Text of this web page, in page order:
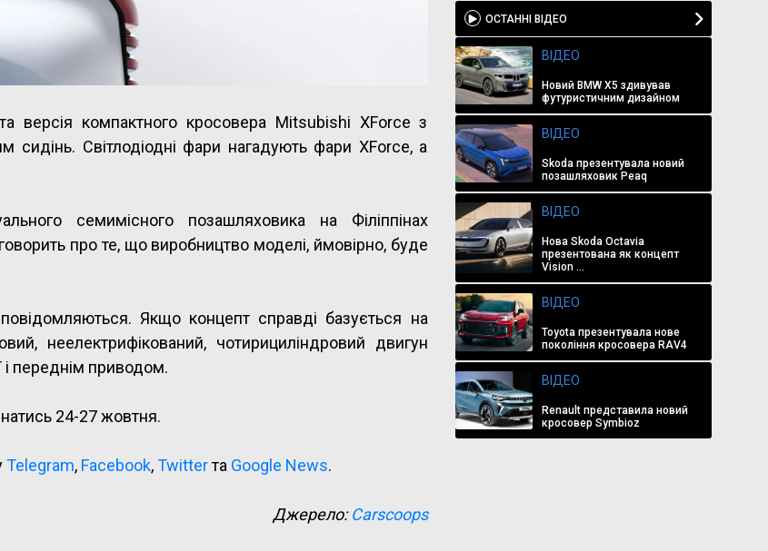
версія компактного кросовера Mitsubishi XForce з
Світлодіодні фари нагадують фари XForce, а
семимісного позашляховика на Філіппінах
про те, що виробництво моделі, ймовірно, буде
повідомляються. Якщо концепт справді базується на
неелектрифікований, чотирициліндровий двигун
і переднім приводом.
24-27 жовтня.
Telegram, Facebook,Twitterта Google News.
Джерело:Carscoops
ОСТАННІ ВІДЕО
ВІДЕО
Новий BMW X5 здивував
футуристичним дизайном
ВІДЕО
Skoda презентувала новий
позашляховик Peaq
ВІДЕО
Нова Skoda Octavia
презентована як концепт
Vision ...
ВІДЕО
Toyota презентувала нове
покоління кросовера RAV4
ВІДЕО
Renault представила новий
кросовер Symbioz